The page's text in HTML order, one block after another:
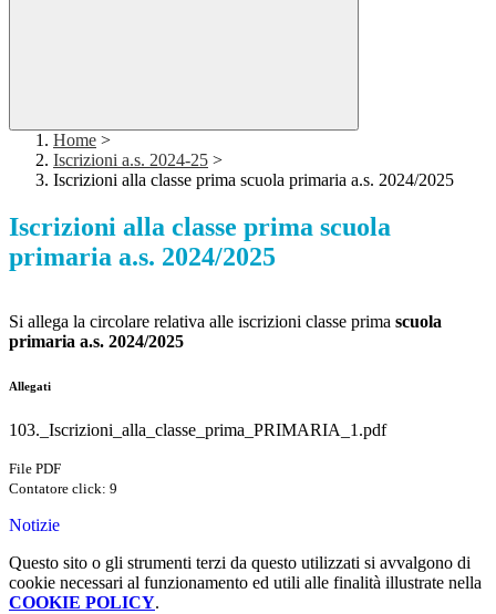
Home >
Iscrizioni a.s. 2024-25 >
Iscrizioni alla classe prima scuola primaria a.s. 2024/2025
Iscrizioni alla classe prima scuola
primaria a.s. 2024/2025
Si allega la circolare relativa alle iscrizioni classe prima scuola
primaria a.s. 2024/2025
Allegati
103._Iscrizioni_alla_classe_prima_PRIMARIA_1.pdf
File PDF
Contatore click: 9
Notizie
Questo sito o gli strumenti terzi da questo utilizzati si avvalgono di
cookie necessari al funzionamento ed utili alle finalità illustrate nella
COOKIE POLICY.